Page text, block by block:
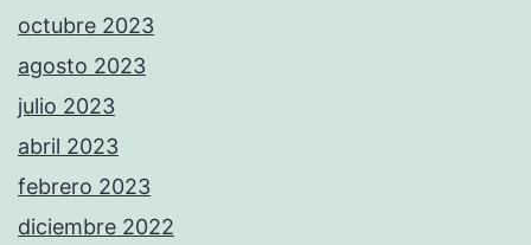
octubre 2023
agosto 2023
julio 2023
abril 2023
febrero 2023
diciembre 2022